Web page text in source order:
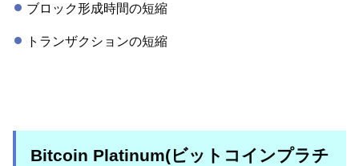
ブロック形成時間の短縮
トランザクションの短縮
Bitcoin Platinum(ビットコインプラチ